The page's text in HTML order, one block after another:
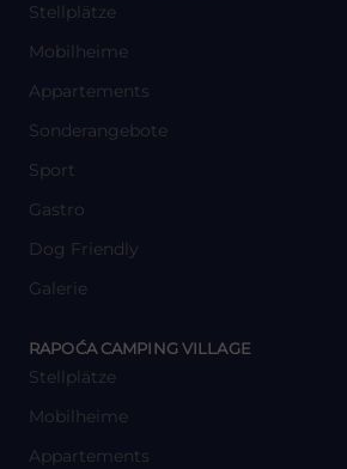
Stellplätze
Mobilheime
Appartements
Sonderangebote
Sport
Gastro
Dog Friendly
Galerie
RAPOĆA CAMPING VILLAGE
Stellplätze
Mobilheime
Appartements